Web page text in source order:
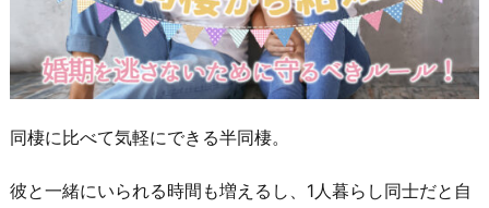
同棲に比べて気軽にできる半同棲。
彼と一緒にいられる時間も増えるし、1人暮らし同士だと自